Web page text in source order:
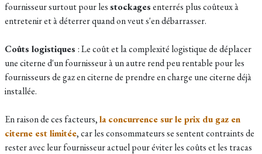
fournisseur surtout pour lesstockagesenterrés plus coûteux à
entretenir et à déterrer quand on veut s'en débarrasser.
Coûts logistiques : Le coût et la complexité logistique de déplacer
une citerne d'un fournisseur à un autre rend peu rentable pour les
fournisseurs de gaz en citerne de prendre en charge une citerne déjà
installée.
En raison de ces facteurs,la concurrence sur le prix du gaz en
citerne est limitée, car les consommateurs se sentent contraints de
rester avec leur fournisseur actuel pour éviter les coûts et les tracas